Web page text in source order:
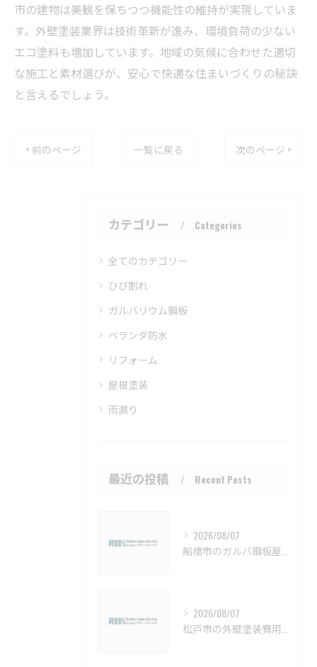
市の建物は美観を保ちつつ機能性の維持が実現していま
す。外壁塗装業界は技術革新が進み、環境負荷の少ない
エコ塗料も増加しています。地域の気候に合わせた適切
な施工と素材選びが、安心で快適な住まいづくりの秘訣
と言えるでしょう。
< 前のページ 一覧に戻る 次のページ >
カテゴリー Categories
全てのカテゴリー
ひび割れ
ガルバリウム鋼板
ベランダ防水
リフォーム
屋根塗装
雨漏り
最近の投稿 Recent Posts
2026/08/07
2026/08/07